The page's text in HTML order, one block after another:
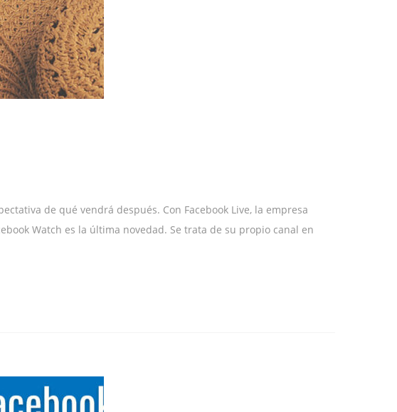
de qué vendrá después. Con Facebook Live, la empresa
Watch es la última novedad. Se trata de su propio canal en